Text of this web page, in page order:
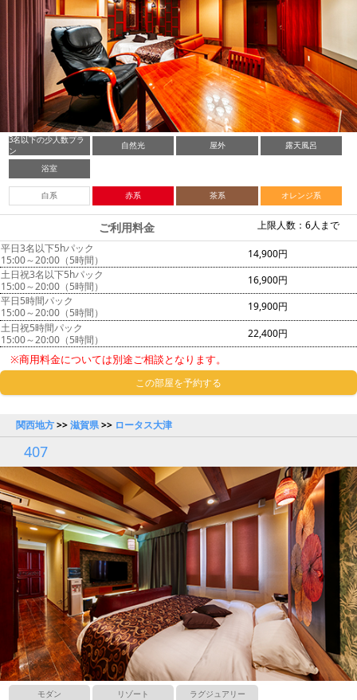
3名以下の少人数プラ
ン
自然光 屋外 露天風呂
浴室
白系 赤系 茶系 オレンジ系
上限人数：6人まで
ご利用料金
平日3名以下5hパック
15:00～20:00（5時間）
14,900円
土日祝3名以下5hパック
15:00～20:00（5時間）
16,900円
平日5時間パック
15:00～20:00（5時間）
19,900円
土日祝5時間パック
15:00～20:00（5時間）
22,400円
※商用料金については別途ご相談となります。
この部屋を予約する
関西地方>>滋賀県>> ロータス大津
407
モダン リゾート ラグジュアリー